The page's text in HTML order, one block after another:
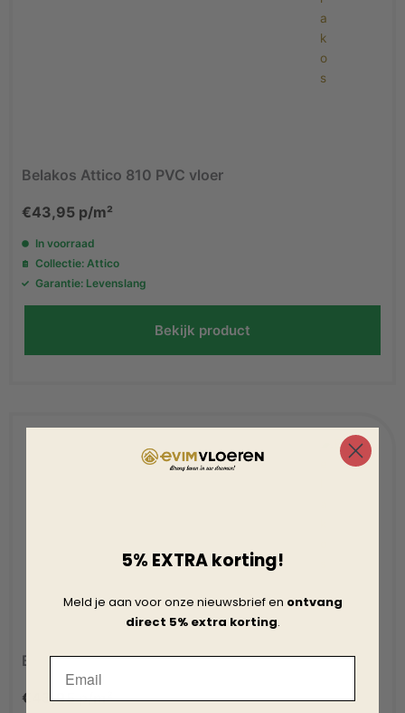
Belakos Attico 810 PVC vloer
€43,95 p/m²
In voorraad
Collectie: Attico
Garantie: Levenslang
Bekijk product
Belakos Attico 820 PVC vloer
€ 43,95p/m²
5% EXTRA korting!
Meld je aan voor onze nieuwsbrief en ontvang
direct 5% extra korting.